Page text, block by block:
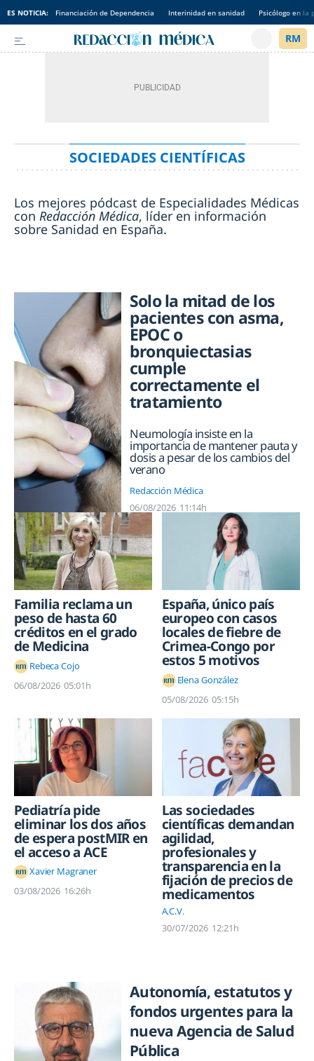
ES NOTICIA: Financiación de Dependencia Interinidad en sanidad Psicólogo en la
SOCIEDADES CIENTÍFICAS
Los mejores pódcast de Especialidades Médicas
con Redacción Médica, líder en información
sobre Sanidad en España.
Solo la mitad de los
pacientes con asma,
EPOC o
bronquiectasias
cumple
correctamente el
tratamiento
Neumología insiste en la
importancia de mantener pauta y
dosis a pesar de los cambios del
verano
Redacción Médica
06/08/2026 11:14h
Familia reclama un
peso de hasta 60
créditos en el grado
de Medicina
Rebeca Cojo
06/08/2026 05:01h
España, único país
europeo con casos
locales de fiebre de
Crimea-Congo por
estos 5 motivos
Elena González
05/08/2026 05:15h
Pediatría pide
eliminar los dos años
de espera postMIR en
el acceso a ACE
Xavier Magraner
03/08/2026 16:26h
Las sociedades
científicas demandan
agilidad,
profesionales y
transparencia en la
fijación de precios de
medicamentos
A.C.V.
30/07/2026 12:21h
Autonomía, estatutos y
fondos urgentes para la
nueva Agencia de Salud
Pública